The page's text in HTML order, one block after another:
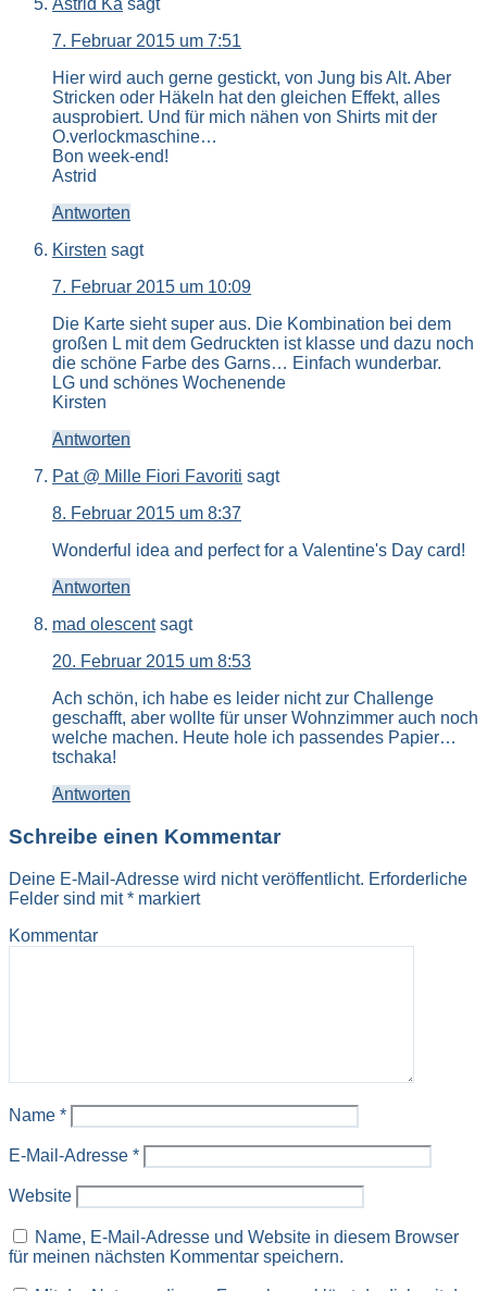
Astrid Ka sagt
7. Februar 2015 um 7:51
Hier wird auch gerne gestickt, von Jung bis Alt. Aber
Stricken oder Häkeln hat den gleichen Effekt, alles
ausprobiert. Und für mich nähen von Shirts mit der
O.verlockmaschine…
Bon week-end!
Astrid
Antworten
Kirsten sagt
7. Februar 2015 um 10:09
Die Karte sieht super aus. Die Kombination bei dem
großen L mit dem Gedruckten ist klasse und dazu noch
die schöne Farbe des Garns… Einfach wunderbar.
LG und schönes Wochenende
Kirsten
Antworten
Pat @ Mille Fiori Favoriti sagt
8. Februar 2015 um 8:37
Wonderful idea and perfect for a Valentine's Day card!
Antworten
mad olescent sagt
20. Februar 2015 um 8:53
Ach schön, ich habe es leider nicht zur Challenge
geschafft, aber wollte für unser Wohnzimmer auch noch
welche machen. Heute hole ich passendes Papier…
tschaka!
Antworten
Schreibe einen Kommentar
Deine E-Mail-Adresse wird nicht veröffentlicht. Erforderliche
Felder sind mit* markiert
Kommentar
Name *
E-Mail-Adresse *
Website
Name, E-Mail-Adresse und Website in diesem Browser
für meinen nächsten Kommentar speichern.